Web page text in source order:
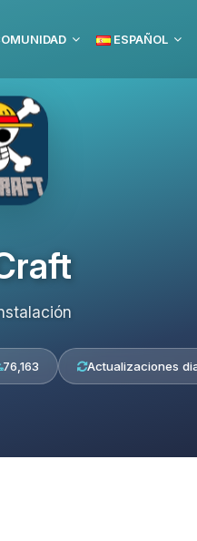
ESPAÑOL
76,163 Actualizaciones